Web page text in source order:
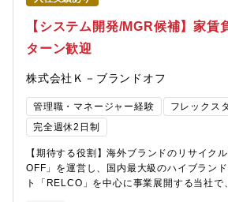
【システム開発/MGR候補】家賃
ターン歓迎
株式会社Ｋ－ブランドオフ
管理職・マネージャー経験 フレックス
完全週休2日制
【期待する役割】海外ブランドのリサイク
OFF」を運営し、国内最大級のハイブラン
ト「RELCO」を中心に事業展開する当社で